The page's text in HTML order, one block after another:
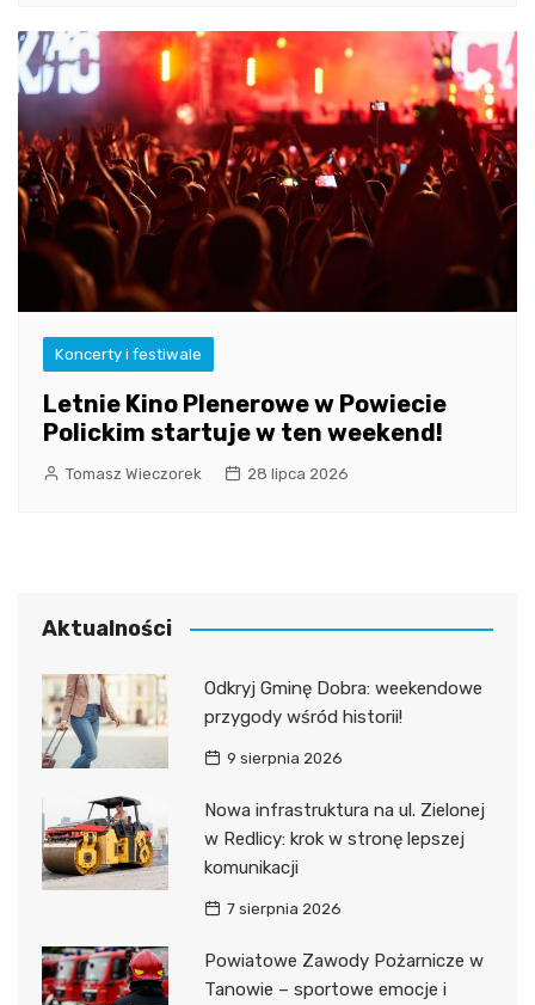
Koncerty i festiwale
Letnie Kino Plenerowe w Powiecie
Polickim startuje w ten weekend!
Tomasz Wieczorek 28 lipca 2026
Aktualności
Odkryj Gminę Dobra: weekendowe
przygody wśród historii!
9 sierpnia 2026
Nowa infrastruktura na ul. Zielonej
w Redlicy: krok w stronę lepszej
komunikacji
7 sierpnia 2026
Powiatowe Zawody Pożarnicze w
Tanowie – sportowe emocje i